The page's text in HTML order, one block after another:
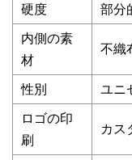
硬度
部分
内側の素
材
不織
性別
ユニ
ロゴの印
刷
カス